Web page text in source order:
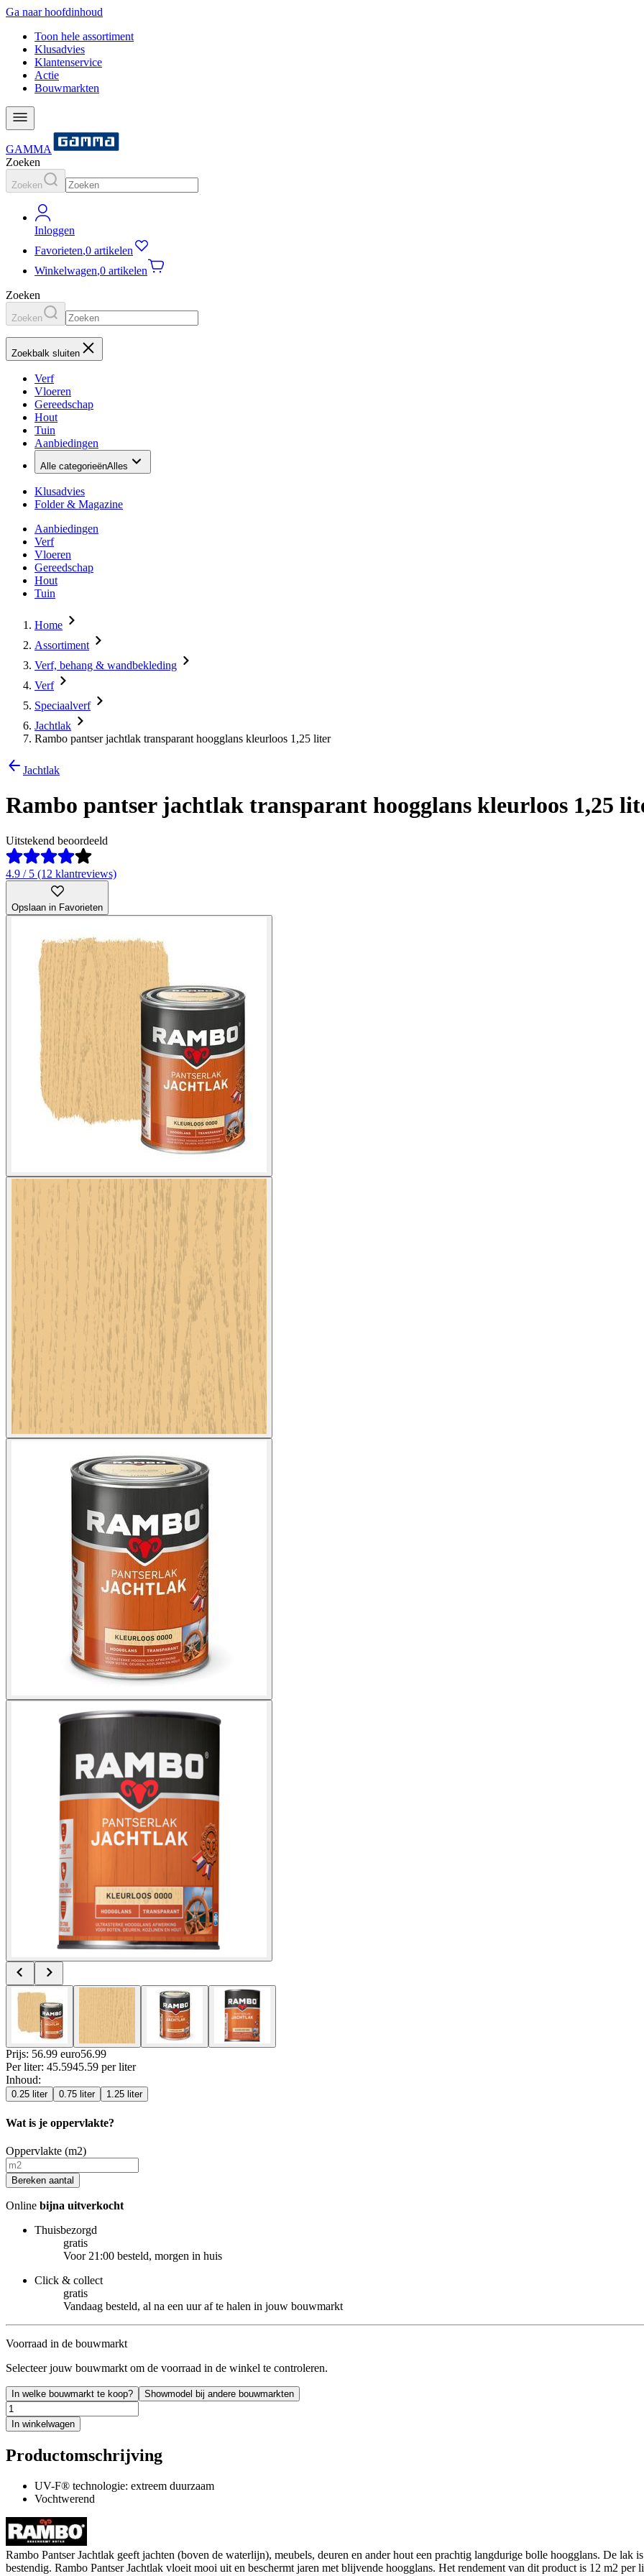
Ga naar hoofdinhoud
Toon hele assortiment
Klusadvies
Klantenservice
Actie
Bouwmarkten
GAMMA
Zoeken
Zoeken
Inloggen
Favorieten,0 artikelen
Winkelwagen,0 artikelen
Zoeken
Zoeken
Zoekbalk sluiten
Verf
Vloeren
Gereedschap
Hout
Tuin
Aanbiedingen
Alle categorieënAlles
Klusadvies
Folder & Magazine
Aanbiedingen
Verf
Vloeren
Gereedschap
Hout
Tuin
Home
Assortiment
Verf, behang & wandbekleding
Verf
Speciaalverf
Jachtlak
Rambo pantser jachtlak transparant hoogglans kleurloos 1,25 liter
Jachtlak
Rambo pantser jachtlak transparant hoogglans kleurloos 1,25
Uitstekend beoordeeld
4.9 / 5 (12 klantreviews)
Opslaan in Favorieten
Prijs: 56.99 euro56.99
Per liter: 45.5945.59 per liter
Inhoud:
0.25 liter 0.75 liter 1.25 liter
Wat is je oppervlakte?
Oppervlakte (m2)
Bereken aantal
Online bijna uitverkocht
Thuisbezorgd
gratis
Voor 21:00 besteld, morgen in huis
Click & collect
gratis
Vandaag besteld, al na een uur af te halen in jouw bouwmarkt
Voorraad in de bouwmarkt
Selecteer jouw bouwmarkt om de voorraad in de winkel te controleren.
In welke bouwmarkt te koop? Showmodel bij andere bouwmarkten
In winkelwagen
Productomschrijving
UV-F® technologie: extreem duurzaam
Vochtwerend
Rambo Pantser Jachtlak geeft jachten (boven de waterlijn), meubels, deuren en ander hout een prachtig langdurige bolle hoogglans. De lak
bestendig. Rambo Pantser Jachtlak vloeit mooi uit en beschermt jaren met blijvende hoogglans. Het rendement van dit product is 12 m2 per